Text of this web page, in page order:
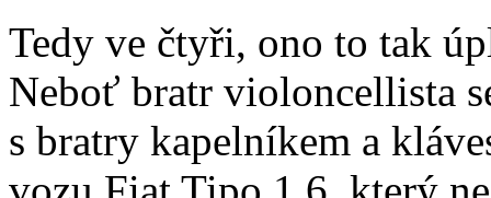
Tedy ve čtyři, ono to tak
Neboť bratr violoncellista
s bratry kapelníkem a